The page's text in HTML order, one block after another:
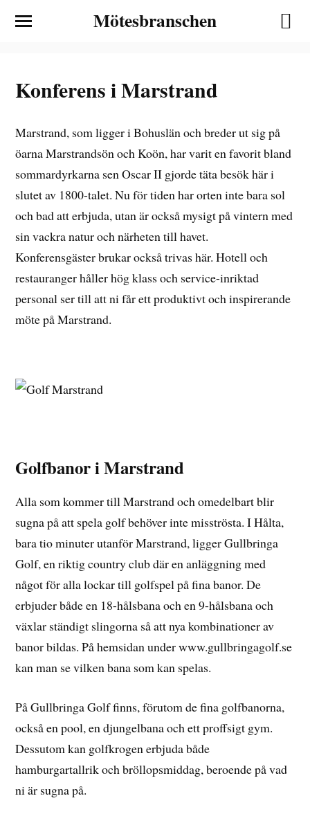
Mötesbranschen
Konferens i Marstrand
Marstrand, som ligger i Bohuslän och breder ut sig på
öarna Marstrandsön och Koön, har varit en favorit bland
sommardyrkarna sen Oscar II gjorde täta besök här i
slutet av 1800-talet. Nu för tiden har orten inte bara sol
och bad att erbjuda, utan är också mysigt på vintern med
sin vackra natur och närheten till havet.
Konferensgäster brukar också trivas här. Hotell och
restauranger håller hög klass och service-inriktad
personal ser till att ni får ett produktivt och inspirerande
möte på Marstrand.
Golfbanor i Marstrand
Alla som kommer till Marstrand och omedelbart blir
sugna på att spela golf behöver inte misströsta. I Hålta,
bara tio minuter utanför Marstrand, ligger Gullbringa
Golf, en riktig country club där en anläggning med
något för alla lockar till golfspel på fina banor. De
erbjuder både en 18-hålsbana och en 9-hålsbana och
växlar ständigt slingorna så att nya kombinationer av
banor bildas. På hemsidan under www.gullbringagolf.se
kan man se vilken bana som kan spelas.
På Gullbringa Golf finns, förutom de fina golfbanorna,
också en pool, en djungelbana och ett proffsigt gym.
Dessutom kan golfkrogen erbjuda både
hamburgartallrik och bröllopsmiddag, beroende på vad
ni är sugna på.